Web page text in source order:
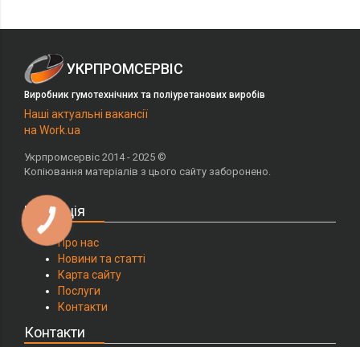
УКРПРОМСЕРВІС
Виробник гумотехнічних та поліуретанових виробів
Наші актуальні вакансії
на Work.ua
Укрпромсервіс 2014 - 2025 ©
Копіювання матеріалів з цього сайту заборонено.
Навігація
Про нас
Новини та статті
Карта сайту
Послуги
Контакти
Контакти